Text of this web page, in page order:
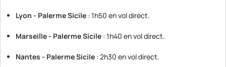
Lyon - Palerme Sicile : 1h50 en vol direct.
Marseille - Palerme Sicile : 1h40 en vol direct.
Nantes - Palerme Sicile : 2h30 en vol direct.